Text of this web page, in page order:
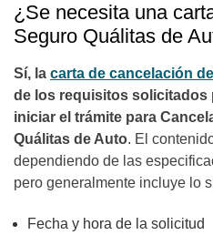
¿Se necesita una
Seguro Quálitas de
Sí, la carta de cancelación
de los requisitos solicitados
iniciar el trámite para
Quálitas de Auto. El
dependiendo de las
pero generalmente incluye lo
Fecha y hora de la solicitud